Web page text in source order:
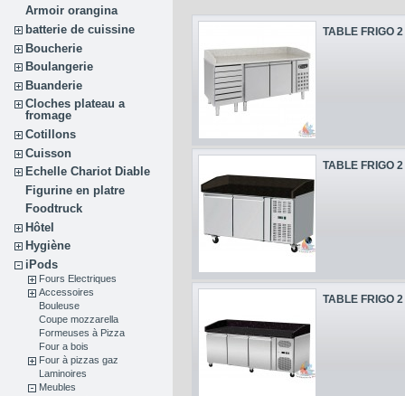
Armoir orangina
batterie de cuissine
Boucherie
Boulangerie
Buanderie
Cloches plateau a
fromage
Cotillons
Cuisson
Echelle Chariot Diable
Figurine en platre
Foodtruck
Hôtel
Hygiène
iPods
Fours Electriques
Accessoires
Bouleuse
Coupe mozzarella
Formeuses à Pizza
Four a bois
Four à pizzas gaz
Laminoires
Meubles
TABLE FRIGO
TABLE FRIGO
TABLE FRIGO